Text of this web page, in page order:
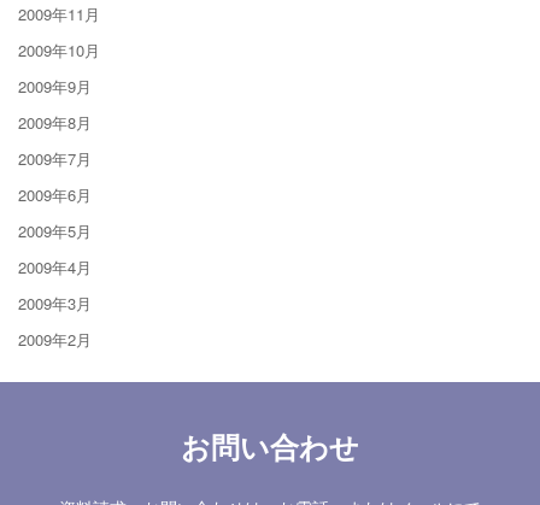
2009年11月
2009年10月
2009年9月
2009年8月
2009年7月
2009年6月
2009年5月
2009年4月
2009年3月
2009年2月
お問い合わせ